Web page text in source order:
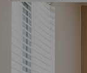
Microtopping®
Nuvolato
Rasico®